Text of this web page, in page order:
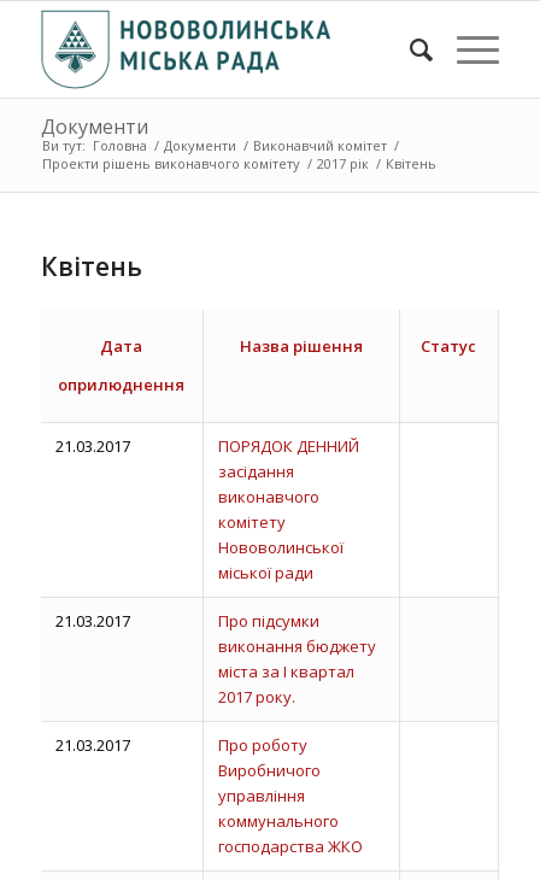
Документи
Ви тут: Головна / Документи / Виконавчий комітет /
Проекти рішень виконавчого комітету / 2017 рік / Квітень
Квітень
Дата
оприлюднення
Назва рішення Статус
21.03.2017
ПОРЯДОК ДЕННИЙ
засідання
виконавчого
комітету
Нововолинської
міської ради
21.03.2017
Про підсумки
виконання бюджету
міста за І квартал
2017 року.
21.03.2017
Про роботу
Виробничого
управління
коммунального
господарства ЖКО